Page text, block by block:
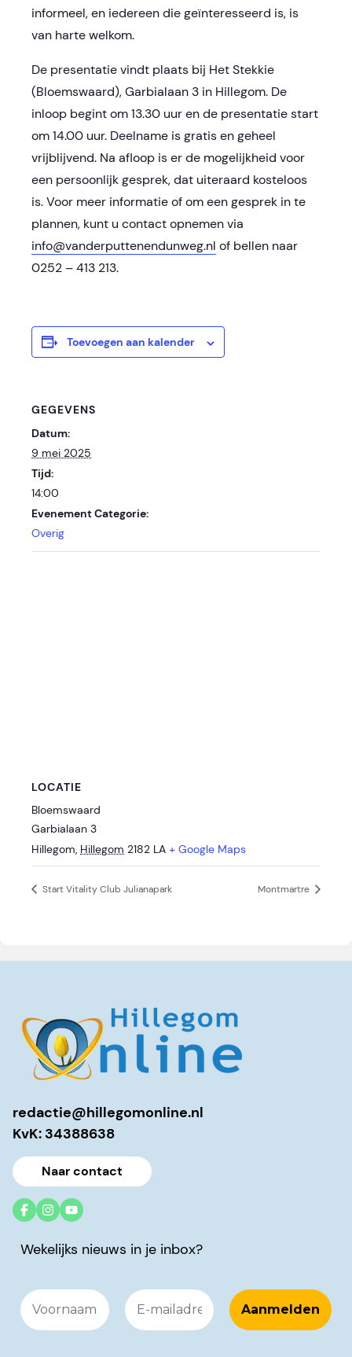
informeel, en iedereen die geïnteresseerd is, is
van harte welkom.
De presentatie vindt plaats bij Het Stekkie
(Bloemswaard), Garbialaan 3 in Hillegom. De
inloop begint om 13.30 uur en de presentatie start
om 14.00 uur. Deelname is gratis en geheel
vrijblijvend. Na afloop is er de mogelijkheid voor
een persoonlijk gesprek, dat uiteraard kosteloos
is. Voor meer informatie of om een gesprek in te
plannen, kunt u contact opnemen via
info@vanderputtenendunweg.nl of bellen naar
0252 – 413 213.
Toevoegen aan kalender
GEGEVENS
Datum:
9 mei 2025
Tijd:
14:00
Evenement Categorie:
Overig
LOCATIE
Bloemswaard
Garbialaan 3
Hillegom, Hillegom 2182 LA + Google Maps
Start Vitality Club Julianapark Montmartre
redactie@hillegomonline.nl
KvK: 34388638
Naar contact
Wekelijks nieuws in je inbox?